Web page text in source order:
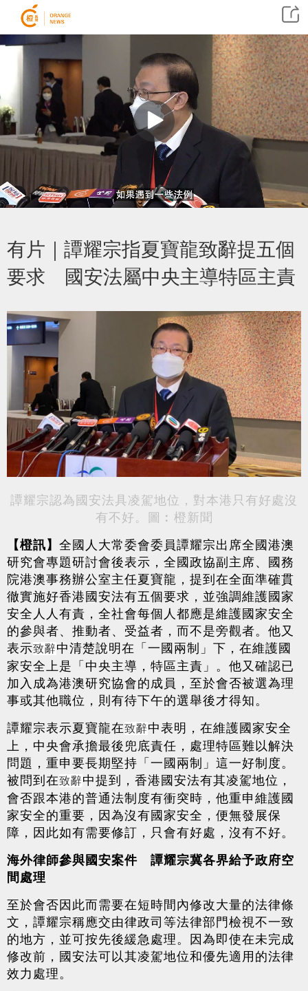
有片｜譚耀宗指夏寶龍致辭提五個
要求 國安法屬中央主導特區主責
譚耀宗認為國安法具凌駕地位，對本港只有好處沒
有不好。圖︰橙新聞
【橙訊】 全國人大常委會委員譚耀宗出席全國港澳
研究會專題研討會後表示，全國政協副主席、國務
院港澳事務辦公室主任夏寶龍，提到在全面準確貫
徹實施好香港國安法有五個要求，並強調維護國家
安全人人有責，全社會每個人都應是維護國家安全
的參與者、推動者、受益者，而不是旁觀者。他又
表示致辭中清楚說明在「一國兩制」下，在維護國
家安全上是「中央主導，特區主責」。他又確認已
加入成為港澳研究協會的成員，至於會否被選為理
事或其他職位，則有待下午的選舉後才得知。
譚耀宗表示夏寶龍在致辭中表明，在維護國家安全
上，中央會承擔最後兜底責任，處理特區難以解決
問題，重申要長期堅持「一國兩制」這一好制度。
被問到在致辭中提到，香港國安法有其凌駕地位，
會否跟本港的普通法制度有衝突時，他重申維護國
家安全的重要，因為沒有國家安全，便無發展保
障，因此如有需要修訂，只會有好處，沒有不好。
海外律師參與國安案件 譚耀宗冀各界給予政府空
間處理
至於會否因此而需要在短時間內修改大量的法律條
文，譚耀宗稱應交由律政司等法律部門檢視不一致
的地方，並可按先後緩急處理。因為即使在未完成
修改前，國安法可以其凌駕地位和優先適用的法律
效力處理。